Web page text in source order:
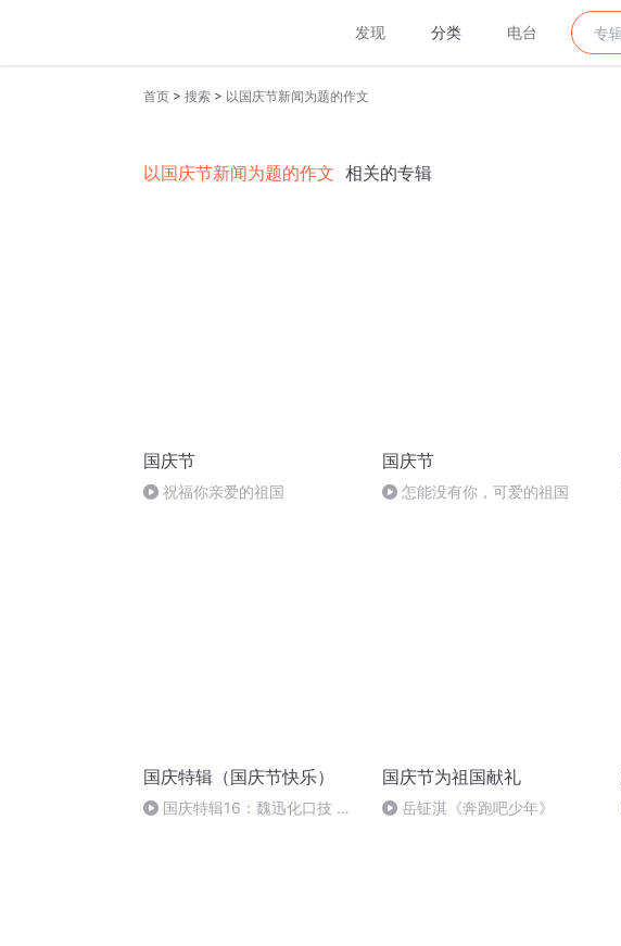
发现 分类 电台
首页 > 搜索 > 以国庆节新闻为题的作文
以国庆节新闻为题的作文 相关的专辑
国庆节
祝福你亲爱的祖国
国庆节
怎能没有你，可爱的祖国
国庆特辑（国庆节快乐）
国庆特辑16：魏迅化口技 二
国庆节为祖国献礼
岳钲淇《奔跑吧少年》